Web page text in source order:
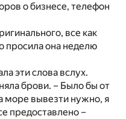
о бизнесе, телефон
все как
просила она неделю
эти слова вслух.
брови. – Было бы от
море вывезти нужно, я
предоставлено –